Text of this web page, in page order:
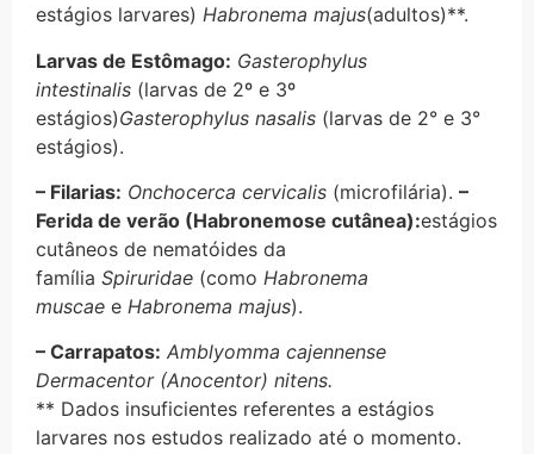
estágios larvares) Habronema majus(adultos)**.
Larvas de Estômago: Gasterophylus
intestinalis (larvas de 2º e 3º
estágios)Gasterophylus nasalis (larvas de 2° e 3°
estágios).
– Filarias: Onchocerca cervicalis (microfilária). –
Ferida de verão (Habronemose cutânea):estágios
cutâneos de nematóides da
família Spiruridae (como Habronema
muscae e Habronema majus).
– Carrapatos: Amblyomma cajennense
Dermacentor (Anocentor) nitens.
** Dados insuficientes referentes a estágios
larvares nos estudos realizado até o momento.